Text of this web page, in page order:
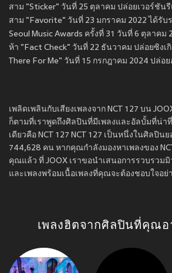
สาม "Sticker" วันที่ 25 ตุลาคม ปล่อยเวอร์ชัน
สาม "Favorite" วันที่ 23 มกราคม 2022 ได้รับ
Seoul Music Awards ครั้งที่ 31 วันที่ 6 ตุลาคม
ห้า "Fact Check" วันที่ 22 ธันวาคม ปล่อยซิงเ
There For Me" วันที่ 15 กรกฎาคม 2024 ปล่อ
เพลิดเพลินกับเสียงเพลงจาก NCT 127 บน
ก็ตามที่เราพูดถึงศิลปินที่มีเพลงและอัลบั้มที่น่า
เดียวคือ NCT 127 NCT 127 เป็นหนึ่งในศิลปิ
744,628 คน หากคุณกำลังมองหาเพลงของ
คุณแล้ว ที่ JOOX เราขอนำเสนอการรวบรวมมิ
และเพลงพร้อมเนื้อเพลงที่คุณจะต้องชอบใจอ
เพลงฮิตจากศิลปินที่คุณ